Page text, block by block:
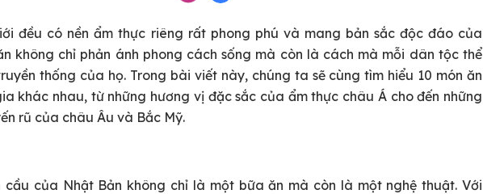
đều có nền ẩm thực riêng rất phong phú và mang bản sắc độc đáo của
không chỉ phản ánh phong cách sống mà còn là cách mà mỗi dân tộc thể
thống của họ. Trong bài viết này, chúng ta sẽ cùng tìm hiểu 10 món ăn
khác nhau, từ những hương vị đặc sắc của ẩm thực châu Á cho đến những
rũ của châu Âu và Bắc Mỹ.
cầu của Nhật Bản không chỉ là một bữa ăn mà còn là một nghệ thuật. Với